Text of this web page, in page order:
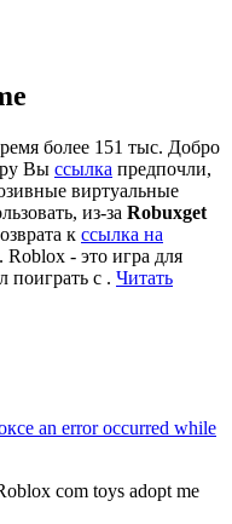
более 151 тыс. Добро
Вы ссылка предпочли,
виртуальные
из-за Robuxget
к ссылка на
Roblox - это игра для
поиграть с . Читать
an error occurred while
com toys adopt me